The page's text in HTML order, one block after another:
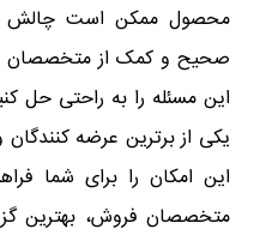
محصول ممکن است چالش
صحیح و کمک از متخصصان و
این مسئله را به راحتی حل
یکی از برترین عرضه
این امکان را برای شما
متخصصان فروش، بهترین